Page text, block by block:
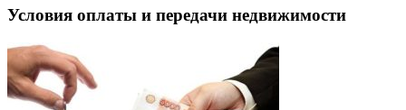
Условия оплаты и передачи недвижимости